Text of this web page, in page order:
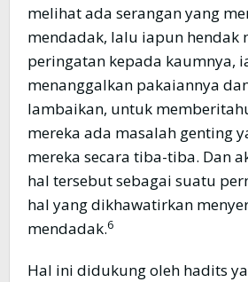
melihat ada serangan yang
mendadak, lalu iapun hendak
peringatan kepada kaumnya,
menanggalkan pakaiannya
lambaikan, untuk
mereka ada masalah genting
mereka secara tiba-tiba. Dan
hal tersebut sebagai suatu
hal yang dikhawatirkan
mendadak.6
Hal ini didukung oleh hadits